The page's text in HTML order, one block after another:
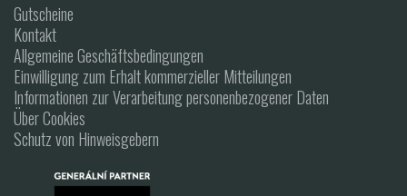
Gutscheine
Kontakt
Allgemeine Geschäftsbedingungen
Einwilligung zum Erhalt kommerzieller Mitteilungen
Informationen zur Verarbeitung personenbezogener Daten
Über Cookies
Schutz von Hinweisgebern